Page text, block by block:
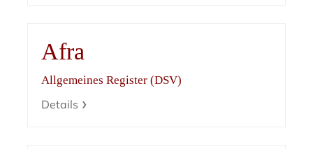
Afra
Allgemeines Register (DSV)
Details